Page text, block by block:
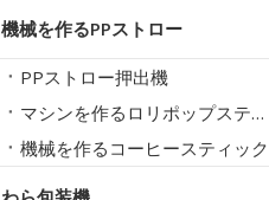
機械を作るPPストロー
PPストロー押出機
マシンを作るロリポップスティック
機械を作るコーヒースティック